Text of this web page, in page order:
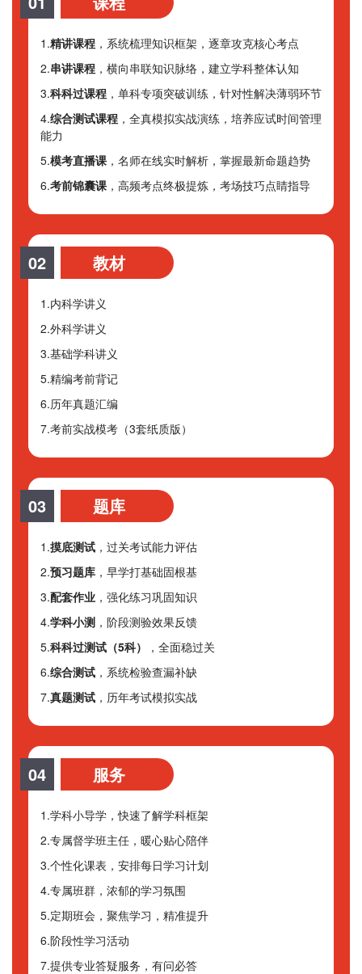
1.精讲课程 ，系统梳理知识框架，逐章攻克核心考点
2.串讲课程 ，横向串联知识脉络，建立学科整体认知
3.科科过课程 ，单科专项突破训练，针对性解决薄弱环节
4.综合测试课程 ，全真模拟实战演练，培养应试时间管理
能力
5.模考直播课 ，名师在线实时解析，掌握最新命题趋势
6.考前锦囊课 ，高频考点终极提炼，考场技巧点睛指导
02 教材
1.内科学讲义
2.外科学讲义
3.基础学科讲义
5.精编考前背记
6.历年真题汇编
7.考前实战模考（3套纸质版）
03 题库
1.摸底测试 ，过关考试能力评估
2.预习题库 ，早学打基础固根基
3.配套作业 ，强化练习巩固知识
4.学科小测 ，阶段测验效果反馈
5.科科过测试（5科）
，全面稳过关
6.综合测试 ，系统检验查漏补缺
7.真题测试 ，历年考试模拟实战
04 服务
1.学科小导学，快速了解学科框架
2.专属督学班主任，暖心贴心陪伴
3.个性化课表，安排每日学习计划
4.专属班群，浓郁的学习氛围
5.定期班会，聚焦学习，精准提升
6.阶段性学习活动
7.提供专业答疑服务，有问必答